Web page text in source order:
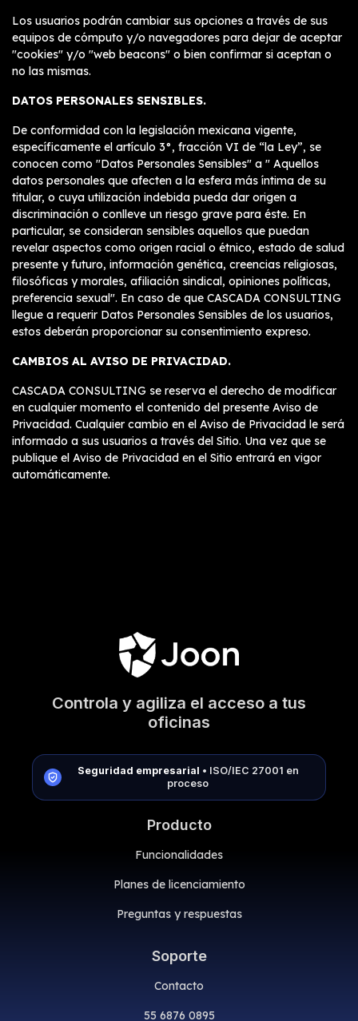
Los usuarios podrán cambiar sus opciones a través de sus
equipos de cómputo y/o navegadores para dejar de aceptar
"cookies" y/o "web beacons" o bien confirmar si aceptan o
no las mismas.
DATOS PERSONALES SENSIBLES.
De conformidad con la legislación mexicana vigente,
específicamente el artículo 3°, fracción VI de “la Ley”, se
conocen como "Datos Personales Sensibles" a " Aquellos
datos personales que afecten a la esfera más íntima de su
titular, o cuya utilización indebida pueda dar origen a
discriminación o conlleve un riesgo grave para éste. En
particular, se consideran sensibles aquellos que puedan
revelar aspectos como origen racial o étnico, estado de salud
presente y futuro, información genética, creencias religiosas,
filosóficas y morales, afiliación sindical, opiniones políticas,
preferencia sexual". En caso de que CASCADA CONSULTING
llegue a requerir Datos Personales Sensibles de los usuarios,
estos deberán proporcionar su consentimiento expreso.
CAMBIOS AL AVISO DE PRIVACIDAD.
CASCADA CONSULTING se reserva el derecho de modificar
en cualquier momento el contenido del presente Aviso de
Privacidad. Cualquier cambio en el Aviso de Privacidad le será
informado a sus usuarios a través del Sitio. Una vez que se
publique el Aviso de Privacidad en el Sitio entrará en vigor
automáticamente.
Controla y agiliza el acceso a tus
oficinas
Seguridad empresarial • ISO/IEC 27001 en
proceso
Producto
Funcionalidades
Planes de licenciamiento
Preguntas y respuestas
Soporte
Contacto
55 6876 0895